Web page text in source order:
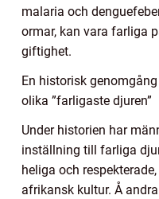
malaria och
ormar, kan vara farliga
giftighet.
En historisk
olika ”farligaste djuren”
Under historien har
inställning till farliga
heliga och
afrikansk kultur. Å